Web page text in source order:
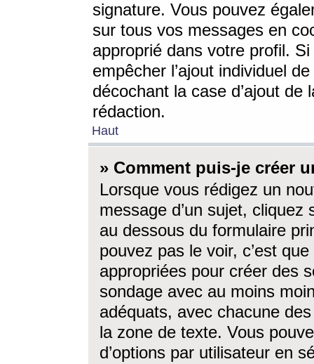
signature. Vous pouvez
sur tous vos messages en
approprié dans votre profil.
empêcher l’ajout individuel
décochant la case d’ajout
rédaction.
Haut
» Comment puis-je créer
Lorsque vous rédigez un
message d’un sujet, cliquez
au dessous du formulaire
pouvez pas le voir, c’est
appropriées pour créer des
sondage avec au moins
adéquats, avec chacune
la zone de texte. Vous
d’options par utilisateur en